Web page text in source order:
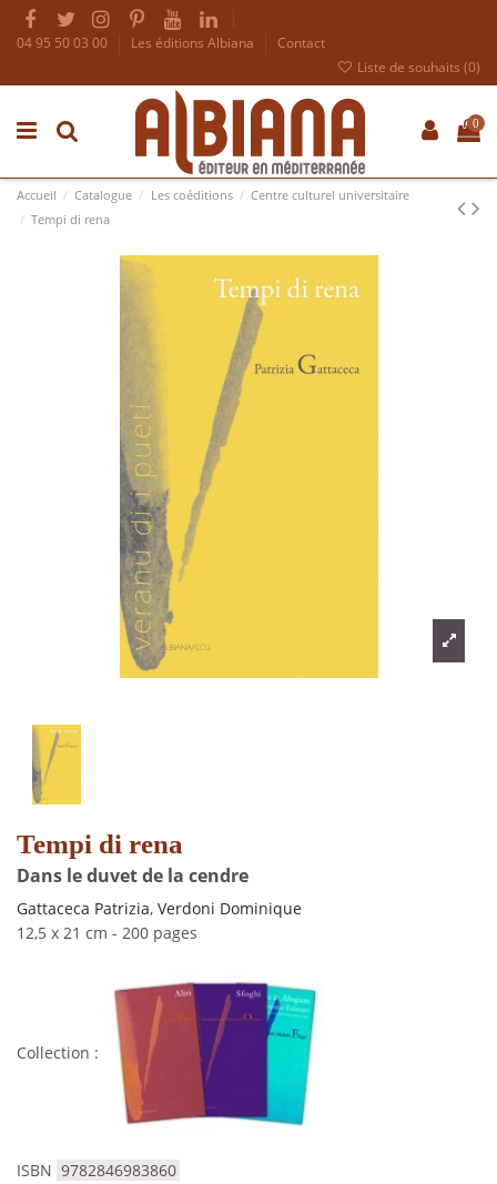
04 95 50 03 00 Les éditions Albiana
Contact
Liste de souhaits (0)
0
Accueil Catalogue Les coéditions
Centre culturel universitaire
Tempi di rena
Tempi di rena
Dans le duvet de la cendre
Gattaceca Patrizia, Verdoni Dominique
12,5 x 21 cm - 200 pages
Collection :
ISBN 9782846983860